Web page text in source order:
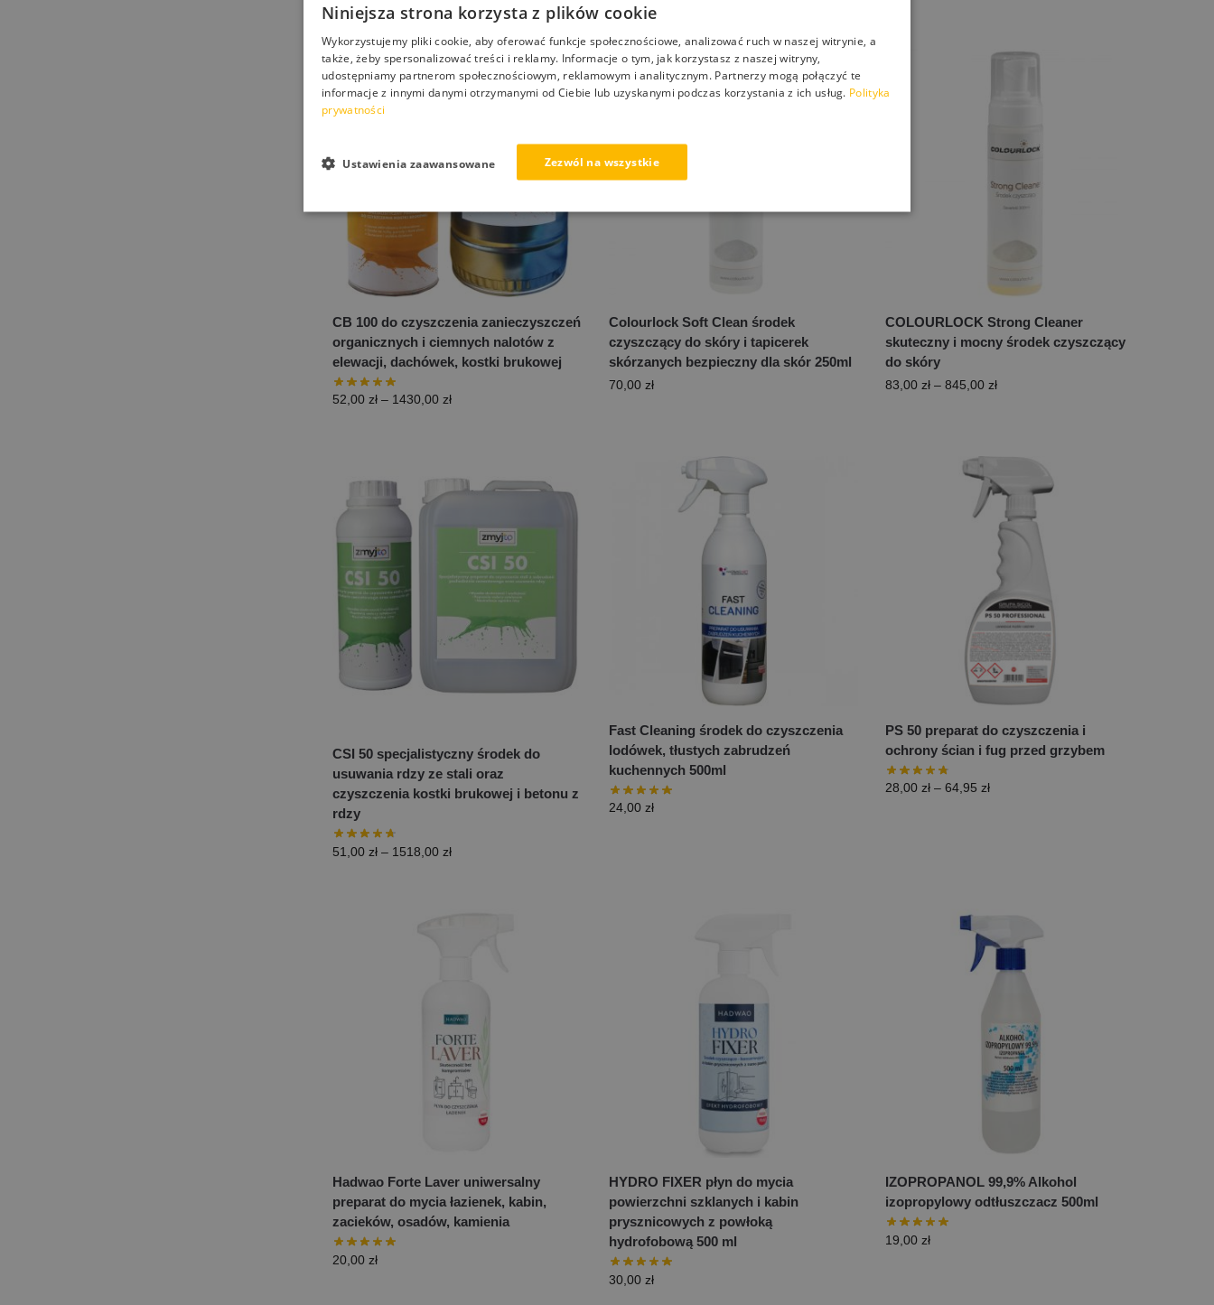
CB 100 do czyszczenia zanieczyszczeń
organicznych i ciemnych nalotów z
elewacji, dachówek, kostki brukowej
52,00 zł – 1430,00 zł
Colourlock Soft Clean środek
czyszczący do skóry i tapicerek
skórzanych bezpieczny dla skór 250ml
70,00 zł
COLOURLOCK Strong Cleaner
skuteczny i mocny środek czyszczący
do skóry
83,00 zł – 845,00 zł
CSI 50 specjalistyczny środek do
usuwania rdzy ze stali oraz
czyszczenia kostki brukowej i betonu z
rdzy
51,00 zł – 1518,00 zł
Fast Cleaning środek do czyszczenia
lodówek, tłustych zabrudzeń
kuchennych 500ml
24,00 zł
PS 50 preparat do czyszczenia i
ochrony ścian i fug przed grzybem
28,00 zł – 64,95 zł
Hadwao Forte Laver uniwersalny
preparat do mycia łazienek, kabin,
zacieków, osadów, kamienia
20,00 zł
HYDRO FIXER płyn do mycia
powierzchni szklanych i kabin
prysznicowych z powłoką
hydrofobową 500 ml
30,00 zł
IZOPROPANOL 99,9% Alkohol
izopropylowy odtłuszczacz 500ml
19,00 zł
Niniejsza strona korzysta z plików cookie
Wykorzystujemy pliki cookie, aby oferować funkcje społecznościowe, analizować ruch w naszej witrynie, a
także, żeby spersonalizować treści i reklamy. Informacje o tym, jak korzystasz z naszej witryny,
udostępniamy partnerom społecznościowym, reklamowym i analitycznym. Partnerzy mogą połączyć te
informacje z innymi danymi otrzymanymi od Ciebie lub uzyskanymi podczas korzystania z ich usług. Polityka
prywatności
Zezwól na wszystkie
Ustawienia zaawansowane